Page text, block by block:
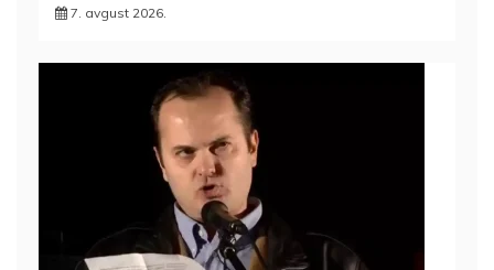
7. avgust 2026.